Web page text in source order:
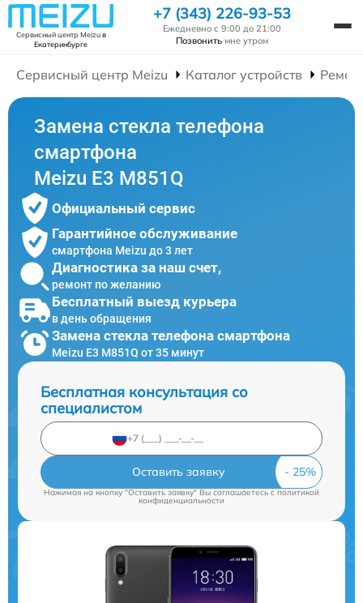
Сервисный центр Meizuв
Екатеринбурге
+7 (343) 226-93-53
Ежедневно с 9:00 до 21:00
Позвонить мне утром
Сервисный центр Meizu Каталог устройств
Замена стекла телефона
смартфона
Meizu E3 M851Q
Официальный сервис
Гарантийное обслуживание
смартфона Meizu до 3 лет
Диагностика за наш счет,
ремонт по желанию
Бесплатный выезд курьера
в день обращения
Замена стекла телефона смартфона
Meizu E3 M851Q от 35 минут
Бесплатная консультация со
специалистом
Оставить заявку
Нажимая на кнопку "Оставить заявку" Вы соглашаетесь cполитикой
конфиденциальности